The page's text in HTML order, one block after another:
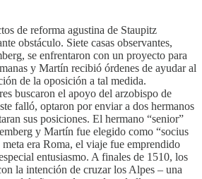
de reforma agustina de Staupitz
obstáculo. Siete casas observantes,
se enfrentaron con un proyecto para
y Martín recibió órdenes de ayudar al
de la oposición a tal medida.
buscaron el apoyo del arzobispo de
falló, optaron por enviar a dos hermanos
sus posiciones. El hermano “senior”
y Martín fue elegido como “socius
era Roma, el viaje fue emprendido
entusiasmo. A finales de 1510, los
la intención de cruzar los Alpes – una